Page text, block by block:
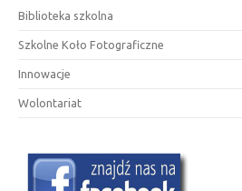
Biblioteka szkolna
Szkolne Koło Fotograficzne
Innowacje
Wolontariat